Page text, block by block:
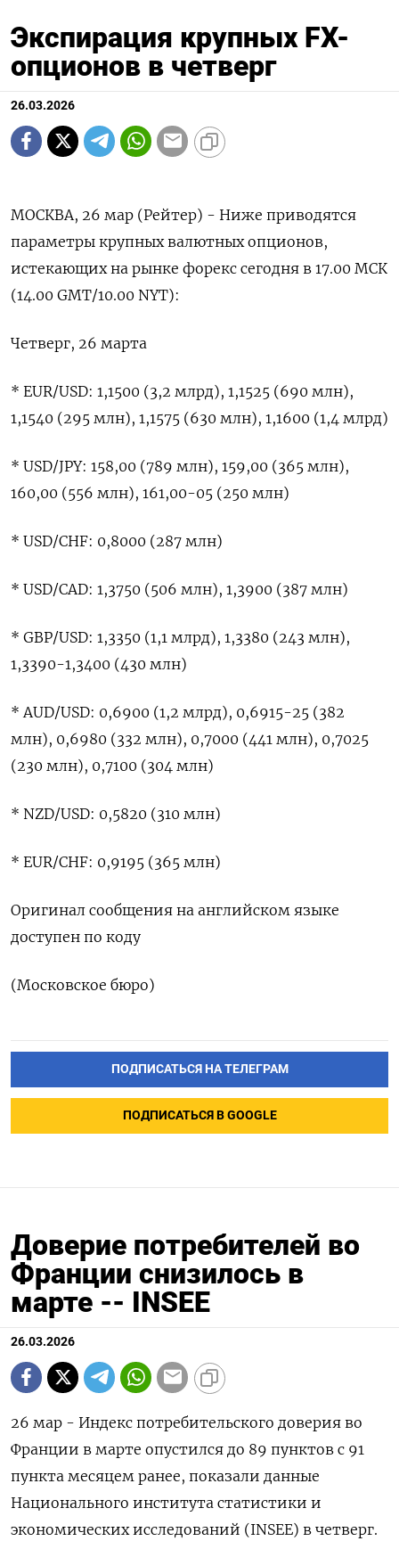
Экспирация крупных FX-
опционов в четверг
26.03.2026
МОСКВА, 26 мар (Рейтер) - Ниже приводятся
параметры крупных валютных опционов,
‌истекающих на рынке форекс сегодня в 17.00 ​МСК
(14.00 ​GMT/10.00 NYT):
Четверг, ​26 марта
* ⁠EUR/USD: ‌1,1500 (3,2 млрд), 1,1525 (690 ‌млн),
1,1540 (295 млн), 1,1575 (630 млн), ​1,1600 (1,4 млрд)
* ‌USD/JPY: 158,00 (789 млн), ​159,00 (365 млн),
160,00 (556 млн), 161,00-05 (250 ‌млн)
* USD/CHF: 0,8000 (287 млн)
* USD/CAD: 1,3750 (506 ​млн), ​1,3900 (387 ‌млн)
* GBP/USD: 1,3350 (1,1 млрд), ​1,3380 (243 млн),
1,3390-1,3400 (430 млн)
* AUD/USD: 0,6900 (1,2 млрд), 0,6915-25 (382
млн), 0,6980 (332 млн), 0,7000 (441 млн), 0,7025
(230 ​млн), ⁠0,7100 (304 млн)
* NZD/USD: 0,5820 (310 млн)
* ‌EUR/CHF: 0,9195 (365 млн)
Оригинал ‌сообщения на английском ​языке
доступен по ‌коду
(Московское бюро)
ПОДПИСАТЬСЯ НА ТЕЛЕГРАМ
ПОДПИСАТЬСЯ В GOOGLE
Доверие потребителей во
Франции снизилось в
марте -- INSEE
26.03.2026
26 мар - Индекс ‌потребительского ​доверия ​во ​
Франции в марте ⁠опустился ‌до ‌89 ​пунктов ‌с ​91
пункта ‌месяцем ранее, показали данные ​
Национального ​института ‌статистики ​и
экономических исследований (INSEE) в четверг.